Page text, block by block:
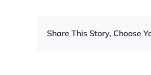
Share This Story, Choose